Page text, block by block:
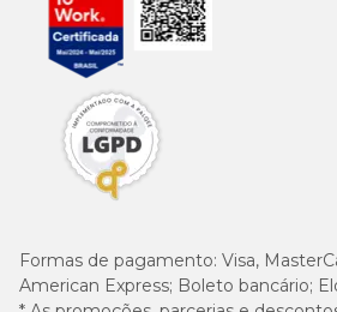
Formas de pagamento: Visa,
American Express; Boleto bancário;